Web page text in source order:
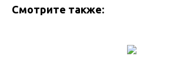
Смотрите также: